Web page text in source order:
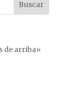
de arriba»